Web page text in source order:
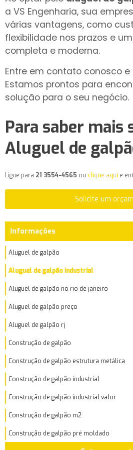
a VS Engenharia, sua
várias vantagens, como
flexibilidade nos prazos e
completa e moderna.
Entre em contato conosco
Estamos prontos para
solução para o seu negócio.
Para saber mais
Aluguel de
Ligue para 21 3554-4565 ou clique aqui e
Solicite um
Informações
Aluguel de galpão
Aluguel de galpão industrial
Aluguel de galpão no rio de janeiro
Aluguel de galpão preço
Aluguel de galpão rj
Construção de galpão
Construção de galpão estrutura metálica
Construção de galpão industrial
Construção de galpão industrial valor
Construção de galpão m2
Construção de galpão pré moldado